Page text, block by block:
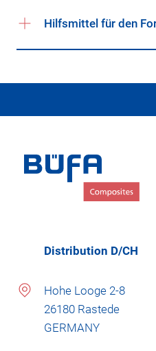
Hilfsmittel für den
Distribution D/CH
Hohe Looge 2-8
26180 Rastede
GERMANY